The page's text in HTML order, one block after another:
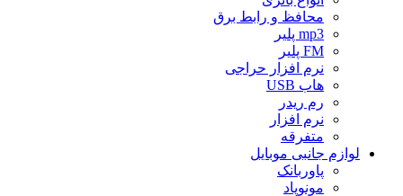
محافظ و رابط برق
mp3 پلیر
FM پلیر
نرم افزار حراجی
هاب USB
رم ریدر
نرم افزار
متفرقه
لوازم جانبی موبایل
پاوربانک
مونوپاد